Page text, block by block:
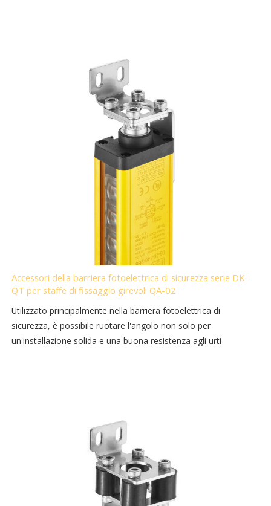
Accessori della barriera fotoelettrica di sicurezza serie DK-
QT per staffe di fissaggio girevoli QA-02
Utilizzato principalmente nella barriera fotoelettrica di
sicurezza, è possibile ruotare l'angolo non solo per
un'installazione solida e una buona resistenza agli urti